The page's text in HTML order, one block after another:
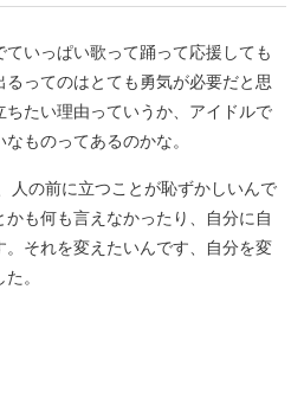
いっぱい歌って踊って応援しても
ってのはとても勇気が必要だと思
たい理由っていうか、アイドルで
ものってあるのかな。
人の前に立つことが恥ずかしいんで
も何も言えなかったり、自分に自
それを変えたいんです、自分を変
。